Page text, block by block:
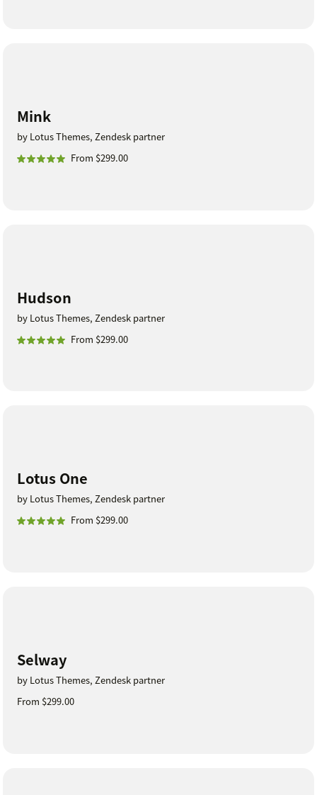
Mink
by Lotus Themes, Zendesk partner
From $299.00
Hudson
by Lotus Themes, Zendesk partner
From $299.00
Lotus One
by Lotus Themes, Zendesk partner
From $299.00
Selway
by Lotus Themes, Zendesk partner
From $299.00